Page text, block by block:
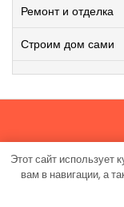
Ремонт и отделка
Строим дом сами
Работает на
Этот сайт использует
вам в навигации, а